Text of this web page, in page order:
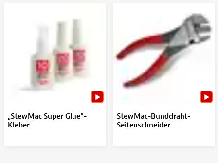
„StewMac Super Glue“-
Kleber
StewMac-Bunddraht-
Seitenschneider